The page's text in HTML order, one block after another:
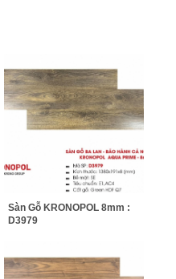
Sàn Gỗ KRONOPOL 8mm :
D3979